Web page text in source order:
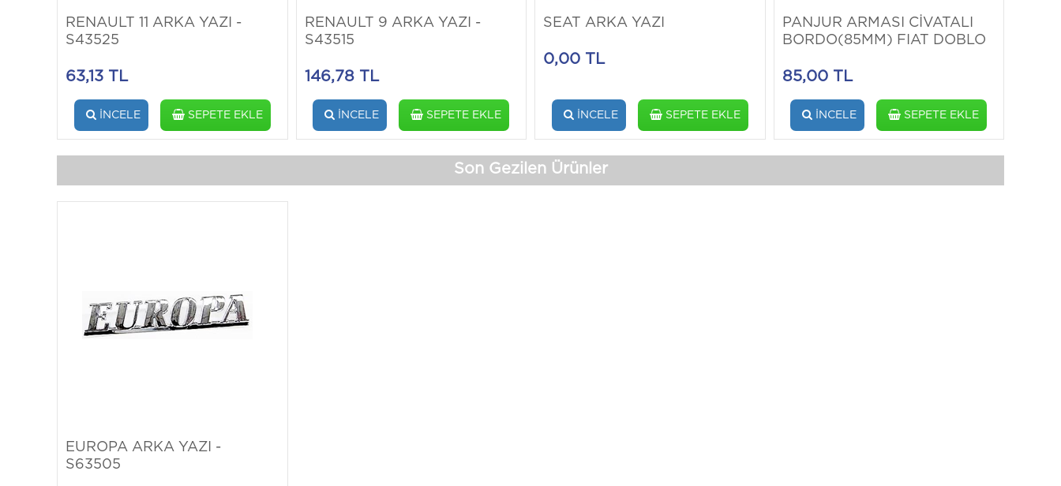
RENAULT 11 ARKA YAZI -
S43525
63,13 TL
İNCELE SEPETE EKLE
RENAULT 9 ARKA YAZI -
S43515
146,78 TL
İNCELE SEPETE EKLE
SEAT ARKA YAZI
0,00 TL
İNCELE SEPETE EKLE
PANJUR ARMASI CİVATALI
BORDO(85MM) FIAT DOBLO
85,00 TL
İNCELE SEPETE EKLE
Son Gezilen Ürünler
EUROPA ARKA YAZI -
S63505